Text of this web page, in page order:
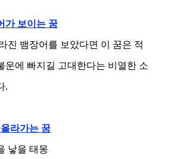
가 보이는 꿈
진 뱀장어를 보았다면 이 꿈은 적
운에 빠지길 고대한다는 비열한 소
.
라가는 꿈
낳을 태몽